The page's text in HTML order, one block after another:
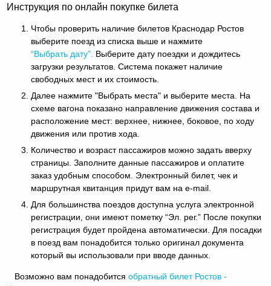
Инструкция по онлайн покупке билета
Чтобы проверить наличие билетов Краснодар Ростов
выберите поезд из списка выше и нажмите
“Выбрать дату”. Выберите дату поездки и дождитесь
загрузки результатов. Система покажет наличие
свободных мест и их стоимость.
Далее нажмите "Выбрать места" и выберите места. На
схеме вагона показано направление движения состава и
расположение мест: верхнее, нижнее, боковое, по ходу
движения или против хода.
Количество и возраст пассажиров можно задать вверху
страницы. Заполните данные пассажиров и оплатите
заказ удобным способом. Электронный билет, чек и
маршрутная квитанция придут вам на e-mail.
Для большинства поездов доступна услуга электронной
регистрации, они имеют пометку “Эл. рег.” После покупки
регистрация будет пройдена автоматически. Для посадки
в поезд вам понадобится только оригинал документа
который вы использовали при вводе данных.
Возможно вам понадобитсяобратный билет Ростов -